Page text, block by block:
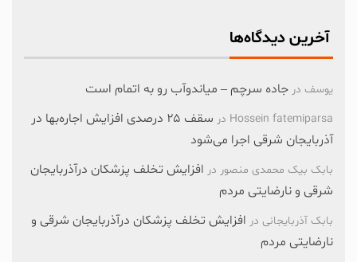
آخرین دیدگاه‌ها
یوسف در جاده سرچم – میاندوآب رو به اتمام است
Hossein fatemiparsa در
سقف ۲۵ درصدی افزایش اجاره‌بها در
آذربایجان شرقی اجرا می‌شود
بابک بیک محمدی منصور در افزایش تخلف پزشکان درآذربایجان
شرقی و نارضایتی مردم
بابک آذربایجانی در افزایش تخلف پزشکان درآذربایجان شرقی و
نارضایتی مردم